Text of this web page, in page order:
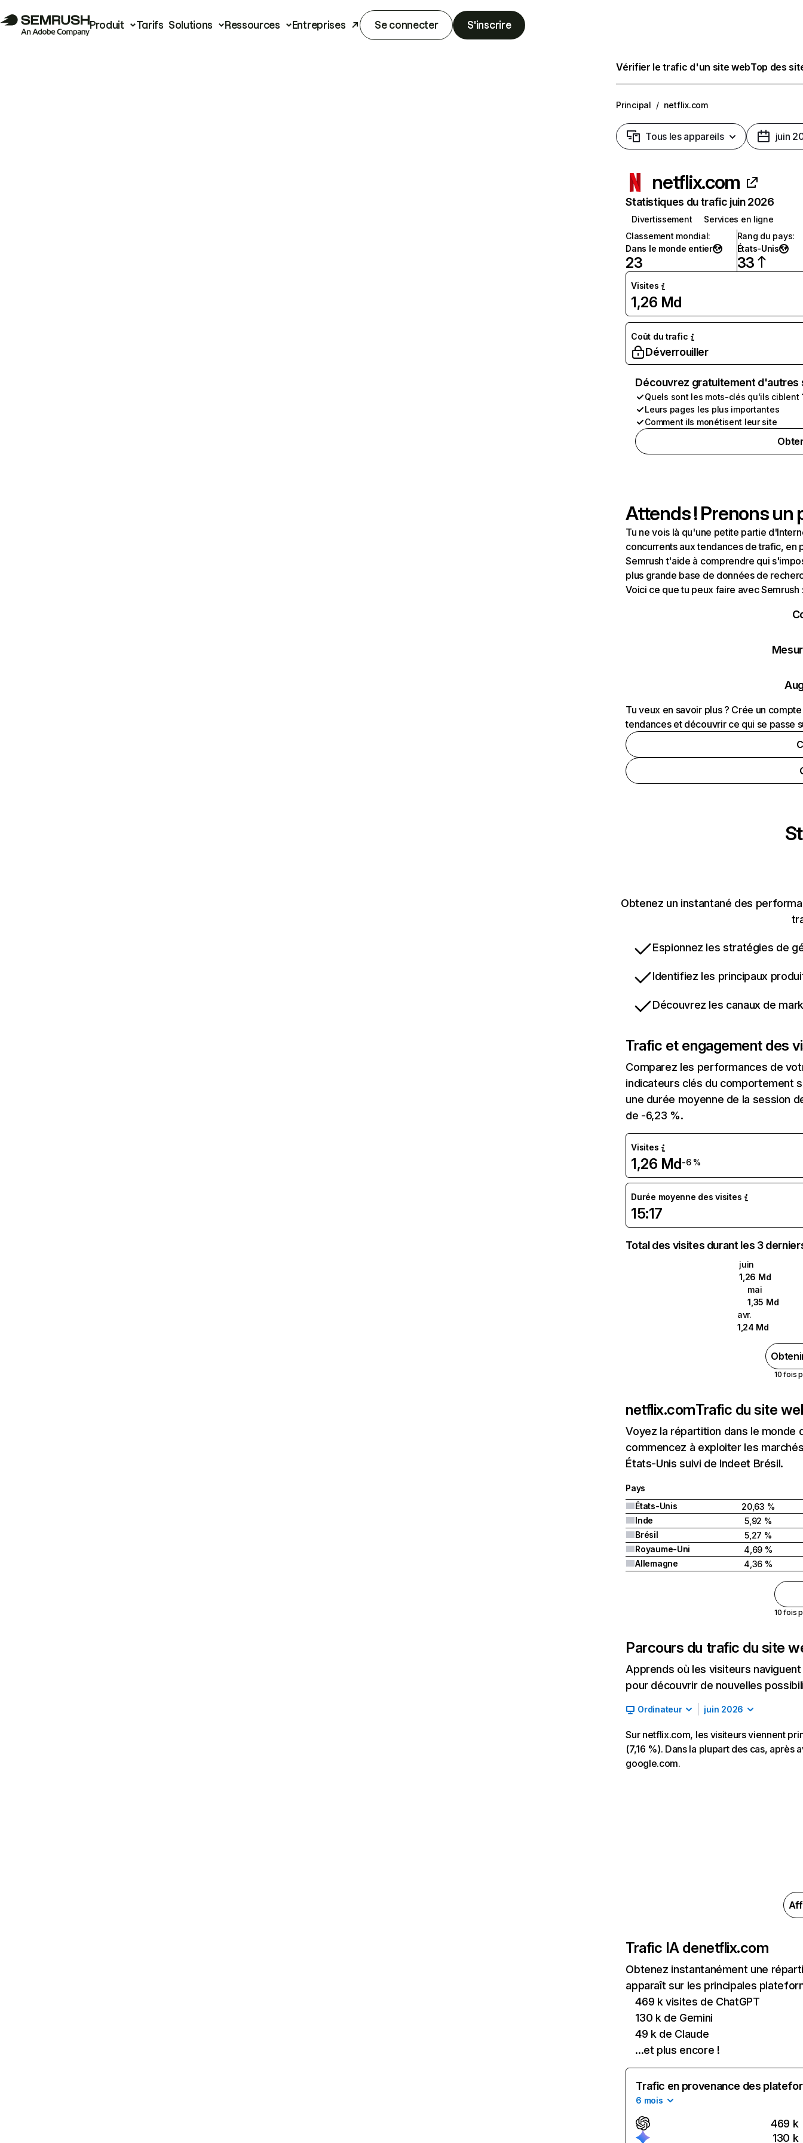
Produit Tarifs Solutions Ressources Entreprises Se connecter S'inscrire
Vérifier le trafic d'un site webTop des
Principal / netflix.com
Tous les appareils juin
netflix.com
Statistiques du trafic juin 2026
Divertissement
Services en ligne
Classement mondial:
Dans le monde entier
23
Rang du pays:
États-Unis
33
Visites
1,26 Md
Coût du trafic
Déverrouiller
Découvrez gratuitement
Quels sont les mots-clés qu'ils ciblent
Leurs pages les plus importantes
Comment ils monétisent leur site
Attends ! Prenons un
Tu ne vois là qu'une petite partie
concurrents aux tendances de trafic, en
Semrush t'aide à comprendre qui
plus grande base de données de
Voici ce que tu peux faire avec Semrush
Tu veux en savoir plus ? Crée un
tendances et découvrir ce qui se passe
Obtenez un instantané des
Espionnez les stratégies de
Identifiez les principaux
Découvrez les canaux de
Trafic et engagement des
Comparez les performances de
indicateurs clés du comportement
une durée moyenne de la session
de -6,23 %.
Visites
1,26 Md-6 %
Durée moyenne des visites
15:17
Total des visites durant les 3
juin
1,26 Md
mai
1,35 Md
avr.
1,24 Md
10 fois
netflix.comTrafic du site
Voyez la répartition dans le
commencez à exploiter les
États-Unis suivi de Indeet Brésil.
Pays
États-Unis
20,63 %
Inde
5,92 %
Brésil
5,27 %
Royaume-Uni
4,69 %
Allemagne
4,36 %
10 fois
Parcours du trafic du site
Apprends où les visiteurs
pour découvrir de nouvelles
Ordinateur juin 2026
Sur netflix.com, les visiteurs viennent
(7,16 %). Dans la plupart des cas,
google.com.
Trafic IA denetflix.com
Obtenez instantanément une
apparaît sur les principales
469 k visites de ChatGPT
130 k de Gemini
49 k de Claude
...et plus encore !
Trafic en provenance des
6 mois
469 k
130 k